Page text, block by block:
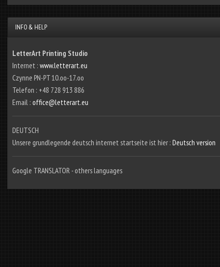
INFO & HELP
LetterArt Printing Studio
Internet : www.letterart.eu
Czynne PN-PT 10.oo-17.oo
Telefon : +48 728 913 886
Email : office@letterart.eu
DEUTSCH
Unsere grundlegende deutsch internet startseite ist hier : Deutsch version
Google TRANSLATOR - others languages